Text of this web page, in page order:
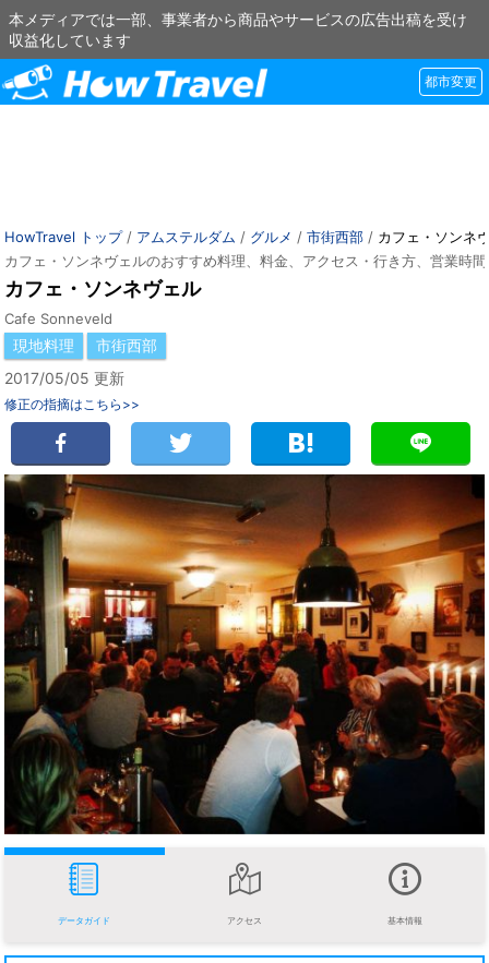
本メディアでは一部、事業者から商品やサービスの広告出稿を受け
収益化しています
都市変更
HowTravel トップ/ アムステルダム / グルメ / 市街西部 / カフェ・ソンネ
カフェ・ソンネヴェルのおすすめ料理、料金、アクセス・行き方、営業時
カフェ・ソンネヴェル
Cafe Sonneveld
現地料理
市街西部
2017/05/05 更新
修正の指摘はこちら>>
データガイド アクセス 基本情報